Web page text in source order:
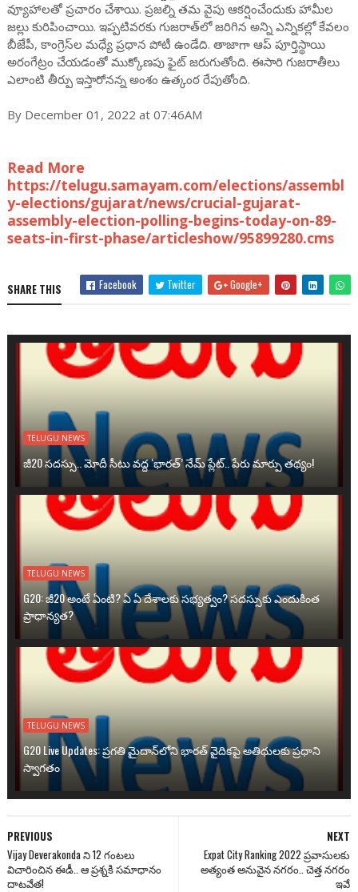
వ్యూహాలతో ప్రచారం చేశాయి. ప్రజల్ని తమ వైపు ఆకర్షించేందుకు హామీల
జల్లు కురిపించాయి. ఇప్పటివరకు గుజరాత్‌లో జరిగిన అన్ని ఎన్నికల్లో కేవలం
బీజేపీ, కాంగ్రెస్‌ల మధ్యే ప్రధాన పోటీ ఉండేది. తాజాగా ఆప్‌ పూర్తిస్థాయి
అరంగేట్రం చేయడంతో ముక్కోణపు ఫైట్‌ జరుగుతోంది. ఈసారి గుజరాతీలు
ఎలాంటి తీర్పు ఇస్తారోనన్న అంశం ఉత్కంఠ రేపుతోంది.
By December 01, 2022 at 07:46AM
Read More
https://telugu.samayam.com/elections/assembl
y-elections/gujarat/news/crucial-gujarat-
assembly-election-polling-begins-today-on-89-
seats-in-first-phase/articleshow/95899280.cms
SHARE THIS Facebook Twitter Google+
TELUGU NEWS
జీ20 సదస్సు.. మోదీ సీటు వద్ద ‘భారత్’ నేమ్ ప్లేట్‌.. పేరు మార్పు తథ్యం!
TELUGU NEWS
G20: జీ20 అంటే ఏంటి? ఏ ఏ దేశాలకు సభ్యత్వం? సదస్సుకు ఎందుకింత
ప్రాధాన్యత?
TELUGU NEWS
G20 Live Updates: ప్రగతి మైదాన్‌లోని భారత్ వైదికపై అతిథులకు ప్రధాని
స్వాగతం
NEXT
Expat City Ranking 2022 ప్రవాసులకు
అత్యంత అనువైన నగరం.. చెత్త నగరం
ఇవే
PREVIOUS
Vijay Deverakonda ని 12 గంటలు
విచారించిన ఈడీ.. ఆ ప్రశ్నకి సమాధానం
దాటవేత!